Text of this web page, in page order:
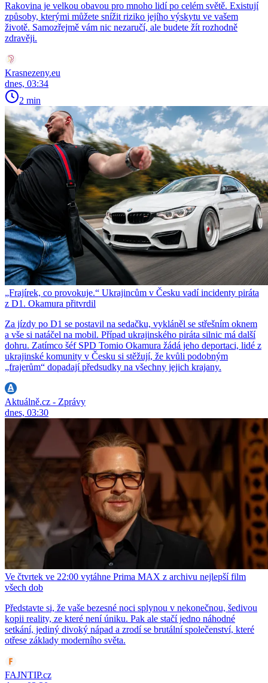
Rakovina je velkou obavou pro mnoho lidí po celém světě. Existují
způsoby, kterými můžete snížit riziko jejího výskytu ve vašem
životě. Samozřejmě vám nic nezaručí, ale budete žít rozhodně
zdravěji.
Krasnezeny.eu
dnes, 03:34
2 min
„Frajírek, co provokuje.“ Ukrajincům v Česku vadí incidenty piráta
z D1. Okamura přitvrdil
Za jízdy po D1 se postavil na sedačku, vykláněl se střešním oknem
a vše si natáčel na mobil. Případ ukrajinského piráta silnic má další
dohru. Zatímco šéf SPD Tomio Okamura žádá jeho deportaci, lidé z
ukrajinské komunity v Česku si stěžují, že kvůli podobným
„frajerům“ dopadají předsudky na všechny jejich krajany.
Aktuálně.cz - Zprávy
dnes, 03:30
Ve čtvrtek ve 22:00 vytáhne Prima MAX z archivu nejlepší film
všech dob
Představte si, že vaše bezesné noci splynou v nekonečnou, šedivou
kopii reality, ze které není úniku. Pak ale stačí jedno náhodné
setkání, jediný divoký nápad a zrodí se brutální společenství, které
otřese základy moderního světa.
FAJNTIP.cz